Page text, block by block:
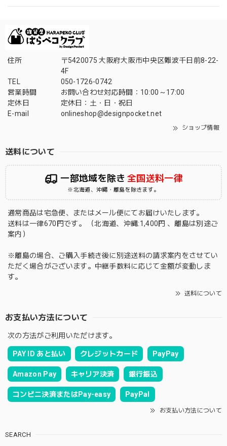
住所
〒5420075 大阪府大阪市中央区難波千日前8-22-
4F
TEL
050-1726-0742
営業時間
お問い合わせ対応時間：10:00～17:00
定休日
定休日：土・日・祝日
E-mail
onlineshop@designpocket.net
ショップ情報
送料について
一部地域を除き 全国送料一律
※北海道、沖縄・離島を除きます。
通常商品は宅急便、またはメール便にてお届けいたします。
送料は一律670円です。 （北海道、沖縄:1,400円 、離島は別途ご
案内）
※離島の場合、ご購入手続き後に別途送料の請求案内をさせてい
ただく場合がございます。中継手数料に応じて金額が変動しま
す。
送料について
お支払い方法について
次の方法がご利用いただけます。
PAY ID あと払い クレジットカード PayPay
Amazon Pay キャリア決済 銀行振込
コンビニ決済またはPay-easy PayPal
お支払い方法について
SEARCH